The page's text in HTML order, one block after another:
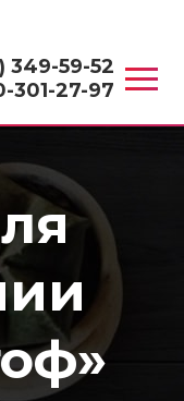
349-59-52
301-27-97